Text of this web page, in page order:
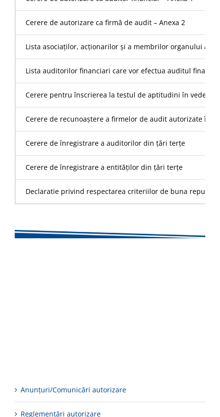
Cerere de autorizare ca firmă de audit – Anexa 2
Lista asociaților, acționarilor și a membrilor organului
Lista auditorilor financiari care vor efectua auditul
Cerere pentru înscrierea la testul de aptitudini în
Cerere de recunoaștere a firmelor de audit autorizate
Cerere de înregistrare a auditorilor din țări terțe
Cerere de înregistrare a entităților din țări terțe
Declaratie privind respectarea criteriilor de buna
Anunțuri/Comunicări autorizare
Reglementări autorizare